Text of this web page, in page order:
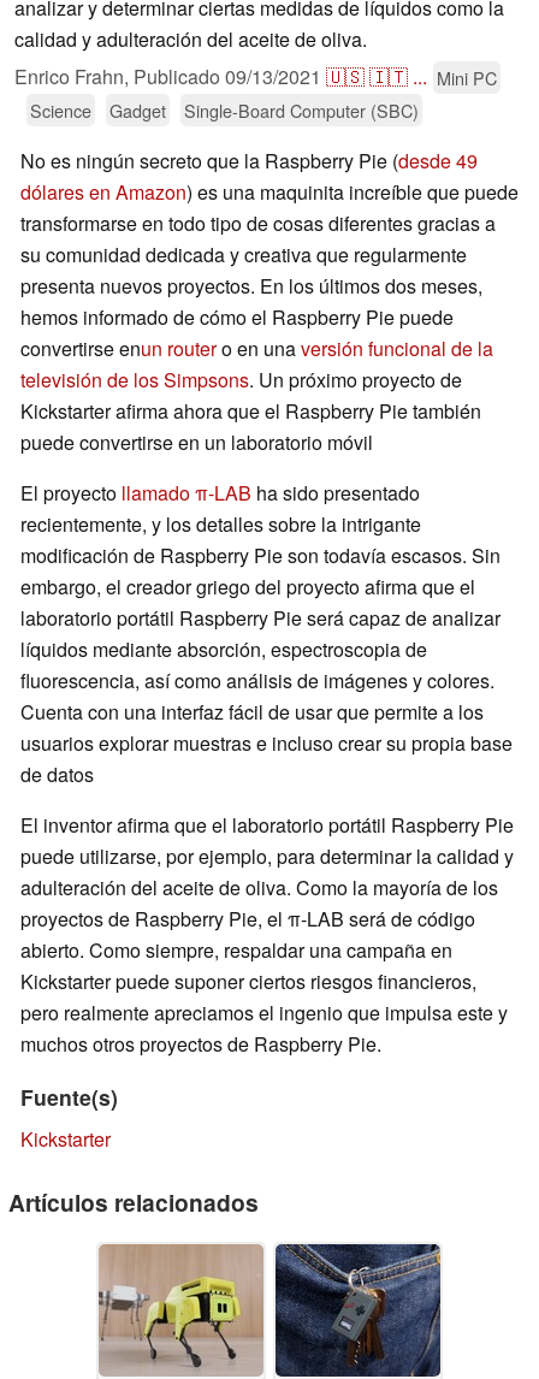
analizar y determinar ciertas medidas de líquidos como la
calidad y adulteración del aceite de oliva.
Enrico Frahn, Publicado 09/13/2021 🇺🇸🇮🇹 ... Mini PC
Science
Gadget Single-Board Computer (SBC)
No es ningún secreto que la Raspberry Pie (desde 49
dólares en Amazon) es una maquinita increíble que puede
transformarse en todo tipo de cosas diferentes gracias a
su comunidad dedicada y creativa que regularmente
presenta nuevos proyectos. En los últimos dos meses,
hemos informado de cómo el Raspberry Pie puede
convertirse enun routero en unaversión funcional de la
televisión de los Simpsons. Un próximo proyecto de
Kickstarter afirma ahora que el Raspberry Pie también
puede convertirse en un laboratorio móvil
El proyecto llamado π-LAB ha sido presentado
recientemente, y los detalles sobre la intrigante
modificación de Raspberry Pie son todavía escasos. Sin
embargo, el creador griego del proyecto afirma que el
laboratorio portátil Raspberry Pie será capaz de analizar
líquidos mediante absorción, espectroscopia de
fluorescencia, así como análisis de imágenes y colores.
Cuenta con una interfaz fácil de usar que permite a los
usuarios explorar muestras e incluso crear su propia base
de datos
El inventor afirma que el laboratorio portátil Raspberry Pie
puede utilizarse, por ejemplo, para determinar la calidad y
adulteración del aceite de oliva. Como la mayoría de los
proyectos de Raspberry Pie, el π-LAB será de código
abierto. Como siempre, respaldar una campaña en
Kickstarter puede suponer ciertos riesgos financieros,
pero realmente apreciamos el ingenio que impulsa este y
muchos otros proyectos de Raspberry Pie.
Fuente(s)
Kickstarter
Artículos relacionados